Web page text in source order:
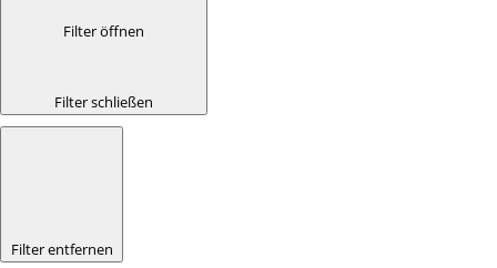
Filter öffnen
Filter schließen
Filter entfernen